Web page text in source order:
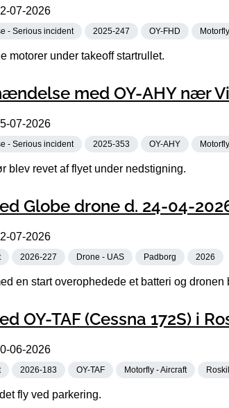
07-2026
- Serious incident 2025-247 OY-FHD
motorer under takeoff startrullet.
med OY-AHY nær
07-2026
- Serious incident 2025-353 OY-AHY
blev revet af flyet under nedstigning.
Globe drone d. 24-04-
07-2026
2026-227 Drone - UAS Padborg 2026
en start overophedede et batteri og dronen
OY-TAF (Cessna 172S) i
06-2026
2026-183 OY-TAF Motorfly - Aircraft
fly ved parkering.